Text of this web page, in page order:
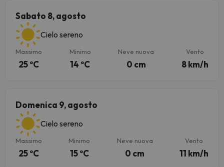
Sabato 8, agosto
Cielo sereno
Massimo
25 ºC
Minimo
14 ºC
Neve nuova
0 cm
Vento
8 km/h
Domenica 9, agosto
Cielo sereno
Massimo
25 ºC
Minimo
15 ºC
Neve nuova
0 cm
Vento
11 km/h